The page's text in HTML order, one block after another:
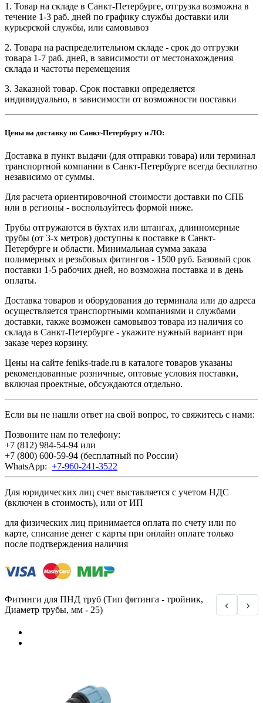
1. Товар на складе в Санкт-Петербурге, отгрузка возможна в
течение 1-3 раб. дней по графику службы доставки или
курьерской службы, или самовывоз
2. Товара на распределительном складе - срок до отгрузки
товара 1-7 раб. дней, в зависимости от местонахождения
склада и частоты перемещения
3. Заказной товар. Срок поставки определяется
индивидуально, в зависимости от возможности поставки
Цены на доставку по Санкт-Петербургу и ЛО:
Доставка в пункт выдачи (для отправки товара) или терминал
транспортной компании в Санкт-Петербурге всегда бесплатно
независимо от суммы.
Для расчета ориентировочной стоимости доставки по СПБ
или в регионы - воспользуйтесь формой ниже.
Трубы отгружаются в бухтах или штангах, длинномерные
трубы (от 3-х метров) доступны к поставке в Санкт-
Петербурге и области. Минимальная сумма заказа
полимерных и резьбовых фитингов - 1500 руб. Базовый срок
поставки 1-5 рабочих дней, но возможна поставка и в день
оплаты.
Доставка товаров и оборудования до терминала или до адреса
осуществляется транспортными компаниями и службами
доставки, также возможен самовывоз товара из наличия со
склада в Санкт-Петербурге - укажите нужный вариант при
заказе через корзину.
Цены на сайте feniks-trade.ru в каталоге товаров указаны
рекомендованные розничные, оптовые условия поставки,
включая проектные, обсуждаются отдельно.
Если вы не нашли ответ на свой вопрос, то свяжитесь с нами:
Позвоните нам по телефону:
+7 (812) 984-54-94 или
+7 (800) 600-59-94 (бесплатный по России)
WhatsApp: +7-960-241-3522
Для юридических лиц счет выставляется с учетом НДС
(включен в стоимость), или от ИП
для физических лиц принимается оплата по счету или по
карте, списание денег с карты при онлайн оплате только
после подтверждения наличия
Фитинги для ПНД труб (Тип фитинга - тройник,
Диаметр трубы, мм - 25)
‹ ›